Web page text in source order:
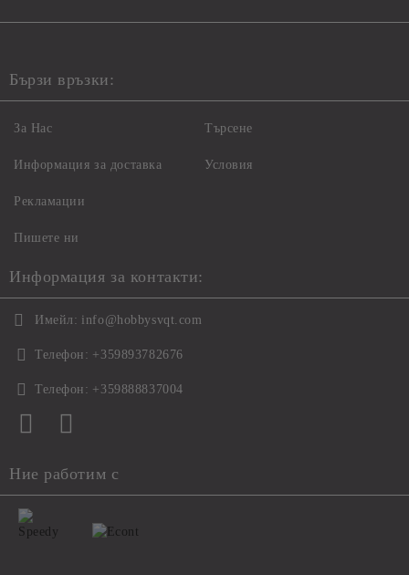
Бързи връзки:
За Нас
Информация за доставка
Рекламации
Пишете ни
Търсене
Условия
Информация за контакти:
Имейл: info@hobbysvqt.com
Телефон: +359893782676
Телефон: +359888837004
Ние работим с